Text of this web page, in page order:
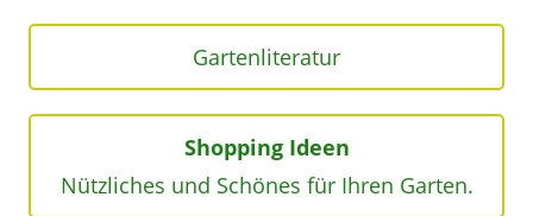
Gartenliteratur
Shopping Ideen
Nützliches und Schönes für Ihren Garten.